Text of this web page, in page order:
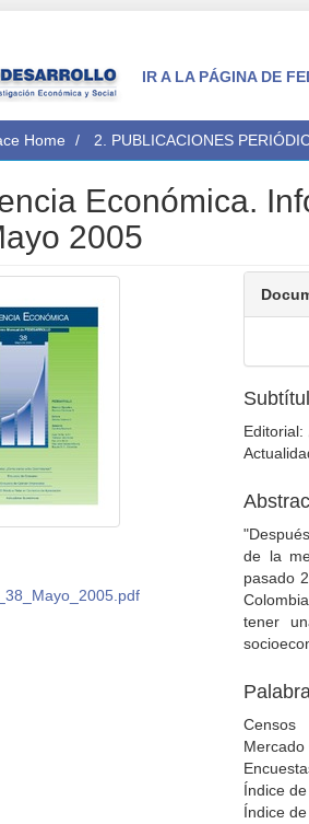
IR A LA PÁGINA DE
Home 2. PUBLICACIONES
Económica.
2005
de la
pasado
tener
Censos
Mercado
Índice
Índice